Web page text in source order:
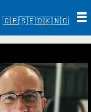
🇬🇧🇸🇪🇩🇰🇳🇴